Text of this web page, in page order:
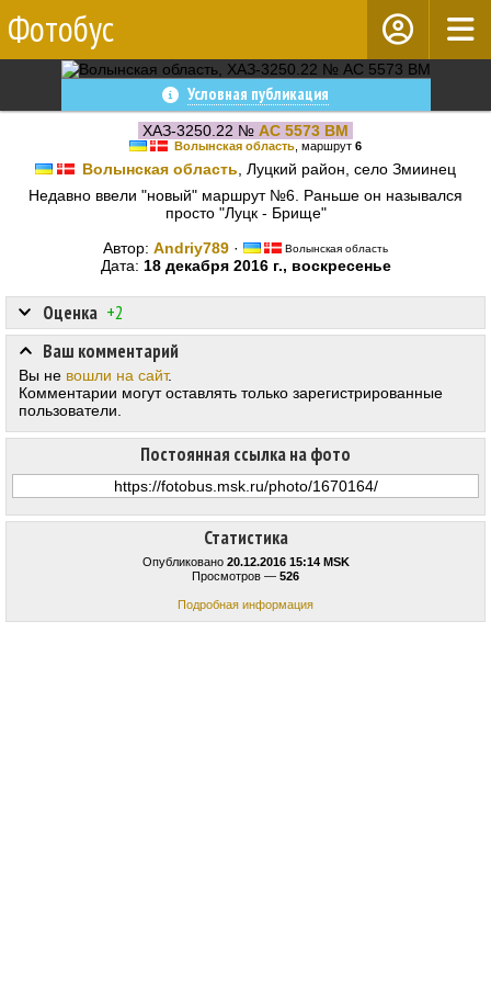
Фотобус
Условная публикация
ХАЗ-3250.22 № AC 5573 BM
Волынская область , маршрут 6
Волынская область , Луцкий район, село Змиинец
Недавно ввели "новый" маршрут №6. Раньше он назывался
просто "Луцк - Брище"
Автор: Andriy789 · Волынская область
Дата: 18 декабря 2016 г., воскресенье
Статистика
Опубликовано 20.12.2016 15:14 MSK
Просмотров — 526
Подробная информация
Оценка +2
Постоянная ссылка на фото
Ваш комментарий
Вы не вошли на сайт.
Комментарии могут оставлять только зарегистрированные
пользователи.